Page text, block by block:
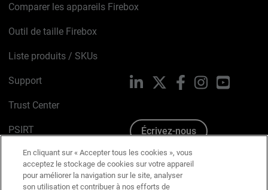
Comparer les appareils Firebox
Outil de taille Firebox
Liste produits / SKUs
Support
Trust Center
PSIRT
Avis sur les cookies
Politique de confidentialité
LinkedIn FacebookInstagramYouTube
Écrivez-nous
En cliquant sur « Accepter tous les cookies », vous
acceptez le stockage de cookies sur votre appareil
pour améliorer la navigation sur le site, analyser
son utilisation et contribuer à nos efforts de